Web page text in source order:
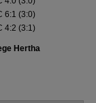
6:1 (3:0)
4:2 (3:1)
Hertha